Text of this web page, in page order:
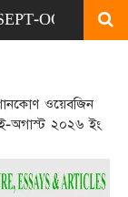
OCT 2026
ওয়েবজিন
২০২৬ ইং